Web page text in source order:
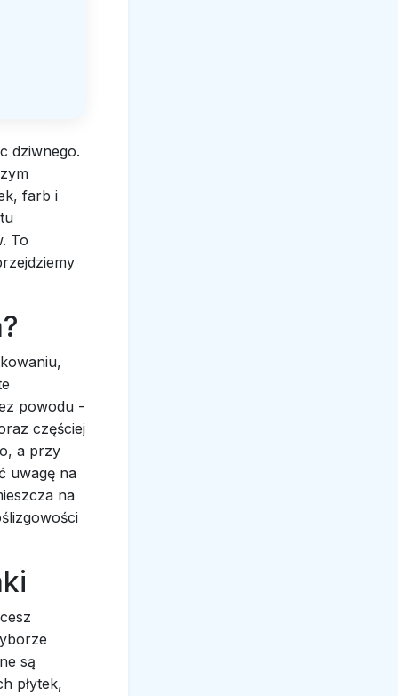
dziwnego.
farb i
To
powodu -
częściej
a przy
uwagę na
na
są
płytek,